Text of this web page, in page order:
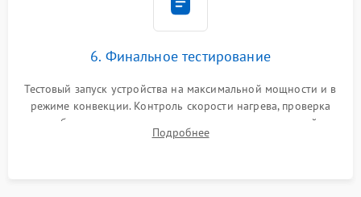
6. Финальное тестирование
Тестовый запуск устройства на максимальной мощности и в
режиме конвекции. Контроль скорости нагрева, проверка
срабатывания термостата при достижении заданной
температуры и тест на отсутствие утечек тока.
Подробнее